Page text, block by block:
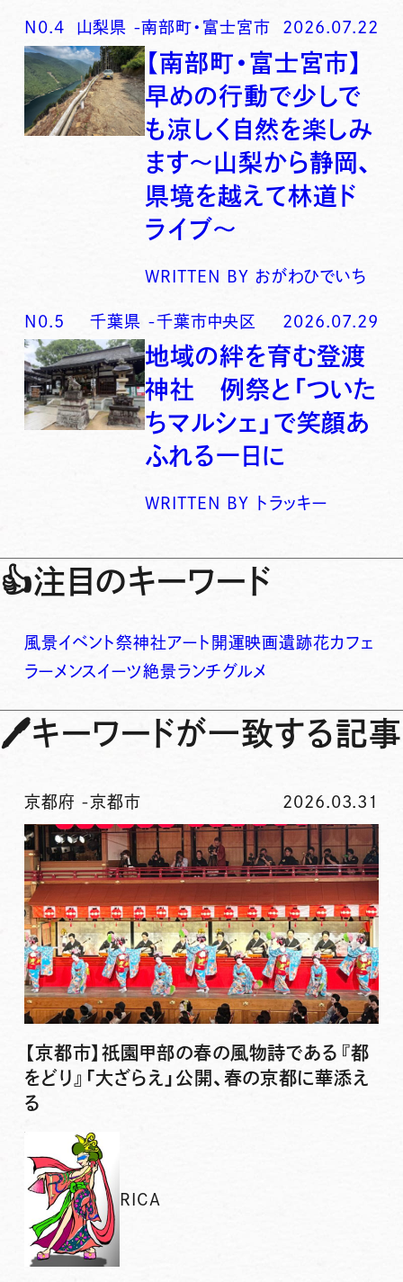
N0.4 山梨県 -南部町・富士宮市 2026.07.22
【南部町・富士宮市】
早めの行動で少しで
も涼しく自然を楽しみ
ます〜山梨から静岡、
県境を越えて林道ド
ライブ〜
WRITTEN BY おがわひでいち
N0. 5 千葉県 -千葉市中央区 2026.07.29
地域の絆を育む登渡
神社 例祭と「ついた
ちマルシェ」で笑顔あ
ふれる一日に
WRITTEN BY トラッキー
👍注目のキーワード
風景イベント祭神社アート 開運映画遺跡花カフェ
ラーメンスイーツ絶景ランチグルメ
🖊キーワードが一致する記事
京都府 -京都市 2026.03.31
【京都市】祇園甲部の春の風物詩である『都
をどり』「大ざらえ」公開、春の京都に華添え
る
RICA